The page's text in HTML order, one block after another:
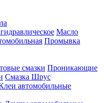
Масло
Промывка
смазки Проникающие
Смазка Шрус
автомобильные